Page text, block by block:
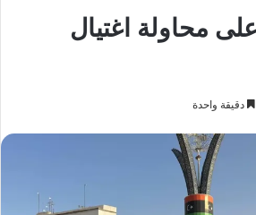
محاولة اغتيال
دقيقة واحدة